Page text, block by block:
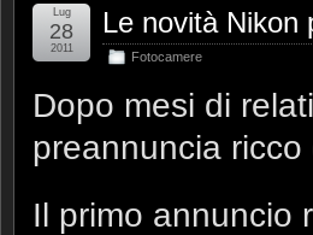
Le novità Nikon
Fotocamere
Lug
28
2011
Dopo mesi di
preannuncia
Il primo annuncio